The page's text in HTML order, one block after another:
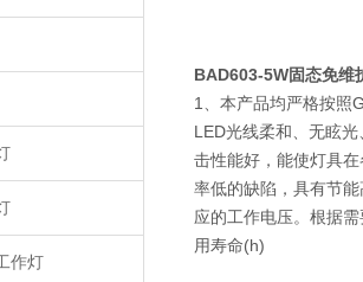
作灯
BAD603-5W固态免维
1、本产品均严格按照
LED光线柔和、无眩
击性能好，能使灯具
率低的缺陷，具有节
应的工作电压。根据
用寿命(h)